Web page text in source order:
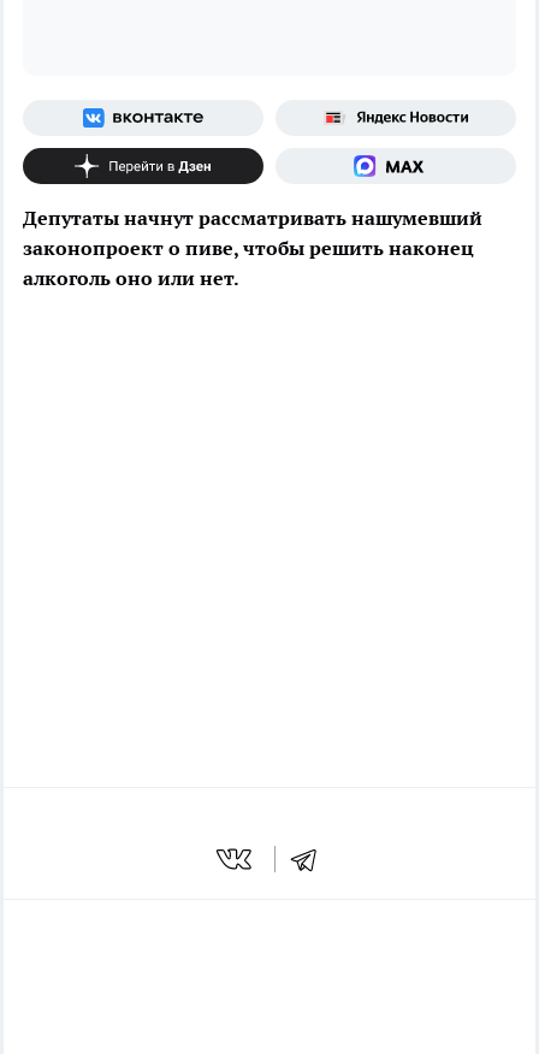
Депутаты начнут рассматривать нашумевший
законопроект о пиве, чтобы решить наконец
алкоголь оно или нет.